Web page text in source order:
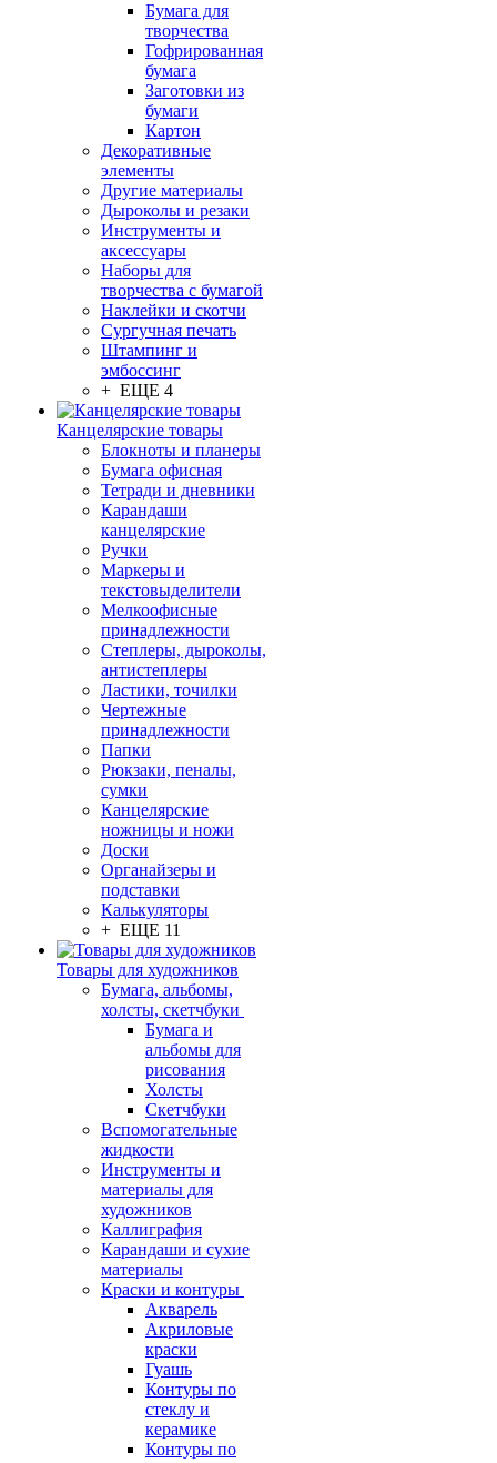
Бумага для
творчества
Гофрированная
бумага
Заготовки из
бумаги
Картон
Декоративные
элементы
Другие материалы
Дыроколы и резаки
Инструменты и
аксессуары
Наборы для
творчества с бумагой
Наклейки и скотчи
Сургучная печать
Штампинг и
эмбоссинг
+ ЕЩЕ 4
Канцелярские товары
Блокноты и планеры
Бумага офисная
Тетради и дневники
Карандаши
канцелярские
Ручки
Маркеры и
текстовыделители
Мелкоофисные
принадлежности
Степлеры, дыроколы,
антистеплеры
Ластики, точилки
Чертежные
принадлежности
Папки
Рюкзаки, пеналы,
сумки
Канцелярские
ножницы и ножи
Доски
Органайзеры и
подставки
Калькуляторы
+ ЕЩЕ 11
Товары для художников
Бумага, альбомы,
холсты, скетчбуки
Бумага и
альбомы для
рисования
Холсты
Скетчбуки
Вспомогательные
жидкости
Инструменты и
материалы для
художников
Каллиграфия
Карандаши и сухие
материалы
Краски и контуры
Акварель
Акриловые
краски
Гуашь
Контуры по
стеклу и
керамике
Контуры по